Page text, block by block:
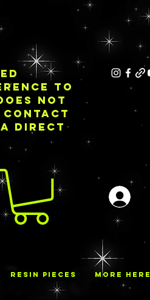
TO
NOT
DIRECT
Se connecter
RESIN PIECES MORE HERE